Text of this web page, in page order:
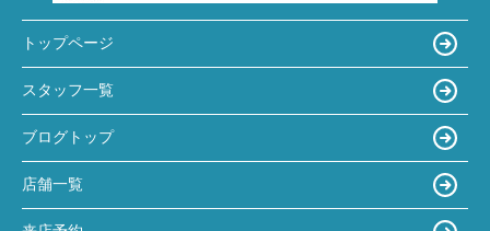
トップページ
スタッフ一覧
ブログトップ
店舗一覧